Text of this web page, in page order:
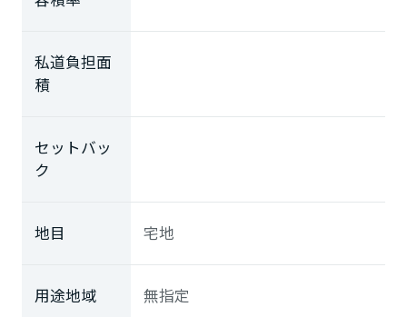
私道負担面
積
セットバッ
ク
地目 宅地
用途地域 無指定